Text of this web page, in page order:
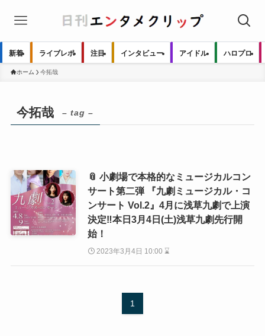
新着 ライブレポ 注目 インタビュー アイドル ハロプロ
ホーム 今拓哉
今拓哉 – tag –
📎 小劇場で本格的なミュージカルコン
サート第二弾 『九劇ミュージカル・コ
ンサート Vol.2』4月に浅草九劇で上演
決定‼本日3月4日(土)浅草九劇先行開
始！
2023年3月4日 10:00 ⌛
1